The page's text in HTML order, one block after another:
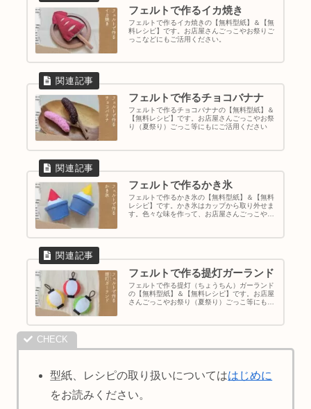
フェルトで作るイカ焼き
フェルトで作るイカ焼きの【無料型紙】＆【無
料レシピ】です。お店屋さんごっこやお祭りご
っこなどにもご活用ください。
フェルトで作るチョコバナナ
フェルトで作るチョコバナナの【無料型紙】＆
【無料レシピ】です。お店屋さんごっこやお祭
り（夏祭り）ごっこ等にもにご活用ください
フェルトで作るかき氷
フェルトで作るかき氷の【無料型紙】＆【無料
レシピ】です。かき氷はカップから取り外せま
す。色々な味を作って、お店屋さんごっこやお
フェルトで作る提灯ガーランド
フェルトで作る提灯（ちょうちん）ガーランド
の【無料型紙】＆【無料レシピ】です。お店屋
さんごっこやお祭り（夏祭り）ごっこ等にもに
型紙、レシピの取り扱いについてははじめに
をお読みください。